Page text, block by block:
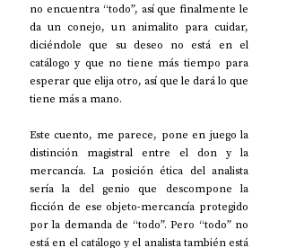
no encuentra “todo”, así que finalmente le
da un conejo, un animalito para cuidar,
diciéndole que su deseo no está en el
catálogo y que no tiene más tiempo para
esperar que elija otro, así que le dará lo que
tiene más a mano.
Este cuento, me parece, pone en juego la
distinción magistral entre el don y la
mercancía. La posición ética del analista
sería la del genio que descompone la
ficción de ese objeto-mercancía protegido
por la demanda de “todo”. Pero “todo” no
está en el catálogo y el analista también está